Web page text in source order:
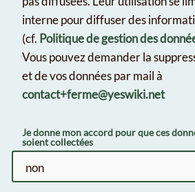
interne pour diffuser des
(cf. Politique de gestion des
Vous pouvez demander la
et de vos données par mail à
contact+ferme@yeswiki.net
Je donne mon accord pour que ces
soient collectées